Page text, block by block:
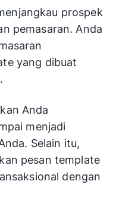
prospek
pemasaran. Anda
yang dibuat
Anda
menjadi
Selain itu,
pesan template
dengan